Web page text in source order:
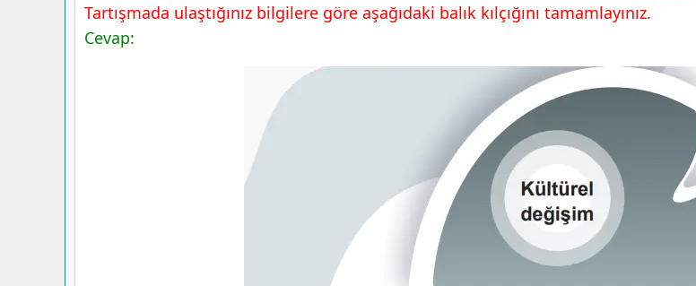
6. Sınıf Sosyal Bilgiler Ders Kitabı Sayfa 99 Cevapları MEB
Yayınları
Gelecek Derse Hazırlık
Tartışmada ulaştığınız bilgilere göre aşağıdaki balık kılçığını tamamlayınız.
Cevap: